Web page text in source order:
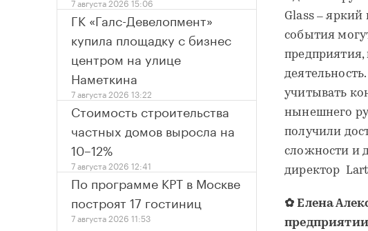
Glass – яркий
события
предприятия,
учитывать
нынешнего
получили
сложности и
директор
✿ Елена
ГК «Галс-Девелопмент»
купила площадку с бизнес
центром на улице
Наметкина
7 августа 2026 13:22
Стоимость строительства
частных домов выросла на
10–12%
7 августа 2026 12:41
По программе КРТ в Москве
построят 17 гостиниц
7 августа 2026 11:53